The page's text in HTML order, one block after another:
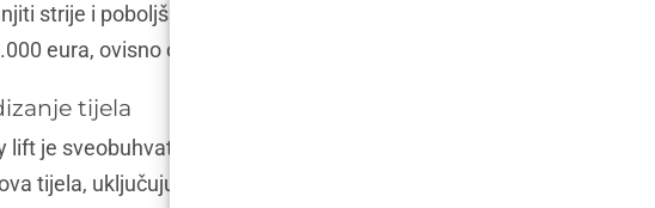
strije i poboljšati cjelokupni izgled trbuha. Troškovi
eura, ovisno o opsegu zahvata.
tijela
lift je sveobuhvatan postupak oblikovanja tijela koji uključuje
tijela, uključujući trbuh, bedra, ruke i stražnjicu. Ovaj postupak